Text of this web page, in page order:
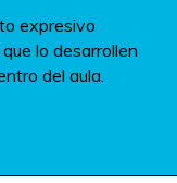
expresivo
lo desarrollen
del aula.